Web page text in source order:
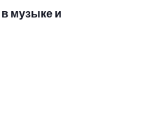
музыке и